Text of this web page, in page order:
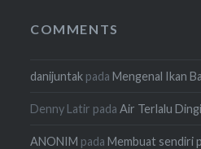
COMMENTS
danijuntak padaMengenal Ikan
Denny Latir padaAir Terlalu
ANONIM padaMembuat sendiri